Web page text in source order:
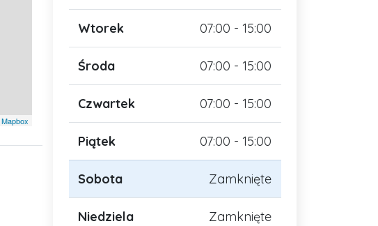
Mapbox
Wtorek 07:00 - 15:00
Środa 07:00 - 15:00
Czwartek 07:00 - 15:00
Piątek 07:00 - 15:00
Sobota Zamknięte
Niedziela Zamknięte